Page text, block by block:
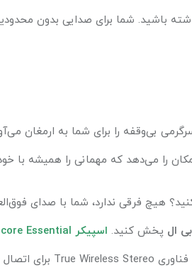
باشید. شما برای صدایی بدون
را می‌دهد که مهمانی را همیشه با
هیچ فرقی ندارد، شما با صدای
ال پخش کنید. اسپیکر Essential
True Wireless Stereo برای